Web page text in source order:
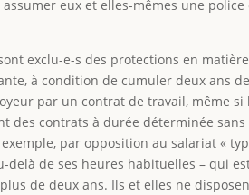
eux et elles-mêmes une
exclu-e-s des protections en
à condition de cumuler deux ans
par un contrat de travail, même si
contrats à durée déterminée
par opposition au salariat «
de ses heures habituelles – qui
de deux ans. Ils et elles ne